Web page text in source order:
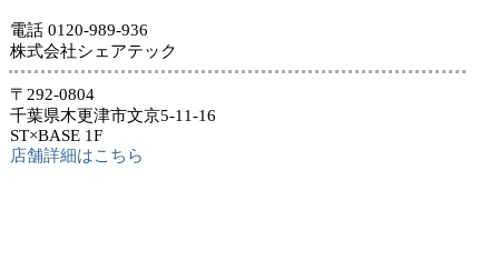
電話 0120-989-936
株式会社シェアテック
〒292-0804
千葉県木更津市文京5-11-16
ST×BASE 1F
店舗詳細はこちら